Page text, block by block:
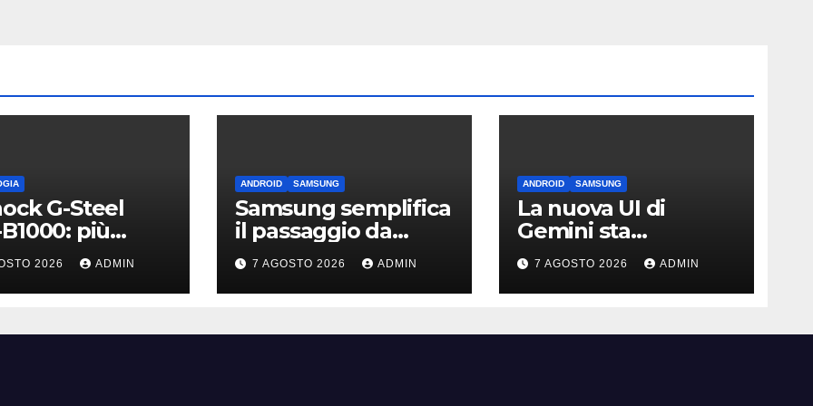
G-Steel
più
leggero e
2026 ADMIN
ANDROID SAMSUNG
Samsung semplifica
il passaggio da
iPhone: passa
WhatsApp e c’è
l’assistenza
7 AGOSTO 2026 ADMIN
ANDROID SAMSUNG
La nuova UI di
Gemini sta
arrivando sui Galaxy
Watch: primi
avvistamenti
7 AGOSTO 2026 ADMIN